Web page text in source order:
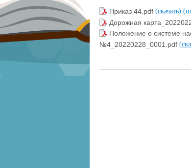
Приказ 44.pdf (скачать)
Дорожная
Положение о системе
№4_20220228_0001.pdf